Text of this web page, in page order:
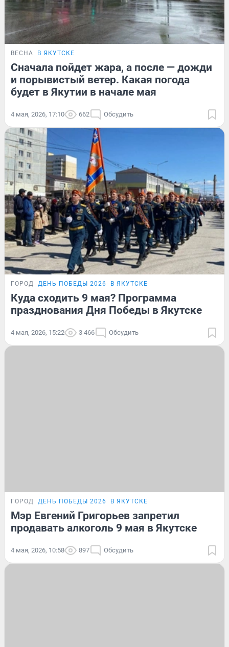
ВЕСНА В ЯКУТСКЕ
Сначала пойдет жара, а после — дожди
и порывистый ветер. Какая погода
будет в Якутии в начале мая
4 мая, 2026, 17:10 662 Обсудить
ГОРОД ДЕНЬ ПОБЕДЫ 2026 В ЯКУТСКЕ
Куда сходить 9 мая? Программа
празднования Дня Победы в Якутске
4 мая, 2026, 15:22 3 466 Обсудить
ГОРОД ДЕНЬ ПОБЕДЫ 2026 В ЯКУТСКЕ
Мэр Евгений Григорьев запретил
продавать алкоголь 9 мая в Якутске
4 мая, 2026, 10:58 897 Обсудить